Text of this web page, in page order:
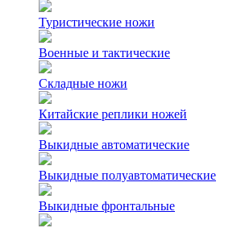
Туристические ножи
Военные и тактические
Складные ножи
Китайские реплики ножей
Выкидные автоматические
Выкидные полуавтоматические
Выкидные фронтальные